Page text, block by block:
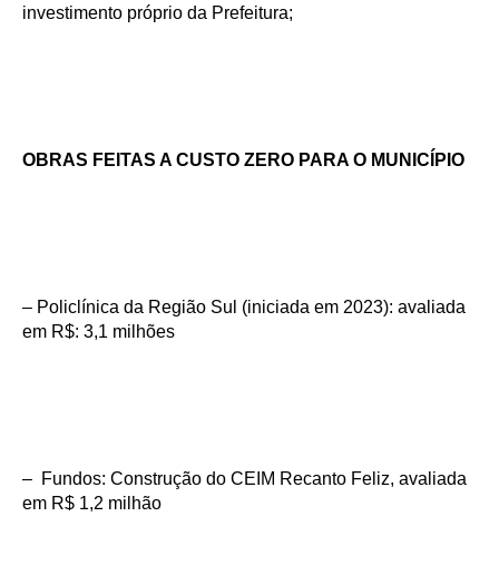
investimento próprio da Prefeitura;
OBRAS FEITAS A CUSTO ZERO PARA O MUNICÍPIO
– Policlínica da Região Sul (iniciada em 2023): avaliada
em R$: 3,1 milhões
– Fundos: Construção do CEIM Recanto Feliz, avaliada
em R$ 1,2 milhão